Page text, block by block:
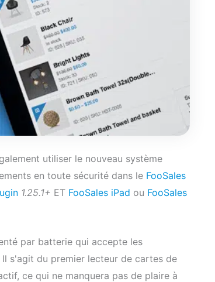
utiliser le nouveau système
en toute sécurité dans le FooSales
1.25.1+ ET FooSales iPad ou FooSales
par batterie qui accepte les
s'agit du premier lecteur de cartes de
ce qui ne manquera pas de plaire à